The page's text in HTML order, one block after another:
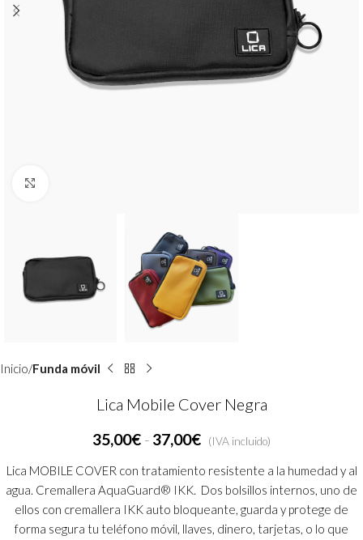
Inicio Funda móvil
Lica Mobile Cover Negra
35,00€ - 37,00€ (IVA incluido)
Lica MOBILE COVER con tratamiento resistente a la humedad y al
agua. Cremallera AquaGuard® IKK. Dos bolsillos internos, uno de
ellos con cremallera IKK auto bloqueante, guarda y protege de
forma segura tu teléfono móvil, llaves, dinero, tarjetas, o lo que